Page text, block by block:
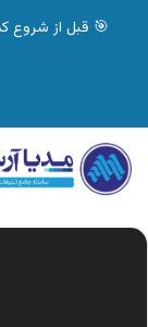
نمایشگر
ویدیو